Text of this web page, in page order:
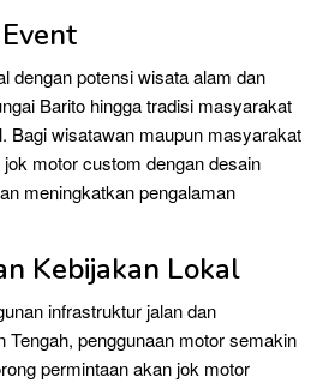
dengan potensi wisata alam dan
Barito hingga tradisi masyarakat
Bagi wisatawan maupun masyarakat
motor custom dengan desain
meningkatkan pengalaman
Kebijakan Lokal
infrastruktur jalan dan
Tengah, penggunaan motor semakin
permintaan akan jok motor